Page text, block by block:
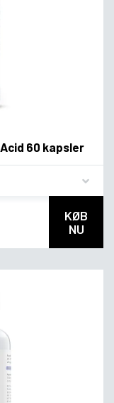
60 kapsler
KØB
NU